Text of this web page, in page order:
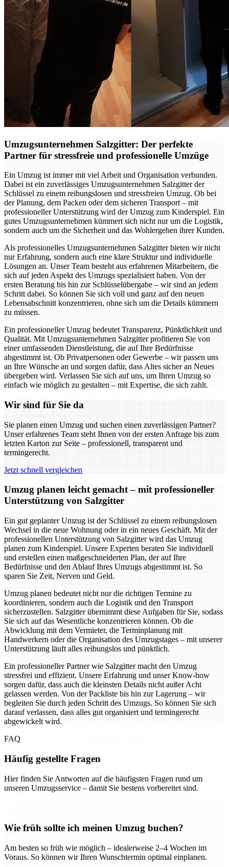
Umzugsunternehmen Salzgitter: Der perfekte
Partner für stressfreie und professionelle Umzüge
Ein Umzug ist immer mit viel Arbeit und Organisation verbunden.
Dabei ist ein zuverlässiges Umzugsunternehmen Salzgitter der
Schlüssel zu einem reibungslosen und stressfreien Umzug. Ob bei
der Planung, dem Packen oder dem sicheren Transport – mit
professioneller Unterstützung wird der Umzug zum Kinderspiel. Ein
gutes Umzugsunternehmen kümmert sich nicht nur um die Logistik,
sondern auch um die Sicherheit und das Wohlergehen ihrer Kunden.
Als professionelles Umzugsunternehmen Salzgitter bieten wir nicht
nur Erfahrung, sondern auch eine klare Struktur und individuelle
Lösungen an. Unser Team besteht aus erfahrenen Mitarbeitern, die
sich auf jeden Aspekt des Umzugs spezialisiert haben. Von der
ersten Beratung bis hin zur Schlüsselübergabe – wir sind an jedem
Schritt dabei. So können Sie sich voll und ganz auf den neuen
Lebensabschnitt konzentrieren, ohne sich um die Details kümmern
zu müssen.
Ein professioneller Umzug bedeutet Transparenz, Pünktlichkeit und
Qualität. Mit Umzugsunternehmen Salzgitter profitieren Sie von
einer umfassenden Dienstleistung, die auf Ihre Bedürfnisse
abgestimmt ist. Ob Privatpersonen oder Gewerbe – wir passen uns
an Ihre Wünsche an und sorgen dafür, dass Altes sicher an Neues
übergeben wird. Verlassen Sie sich auf uns, um Ihren Umzug so
einfach wie möglich zu gestalten – mit Expertise, die sich zahlt.
Wir sind für Sie da
Sie planen einen Umzug und suchen einen zuverlässigen Partner?
Unser erfahrenes Team steht Ihnen von der ersten Anfrage bis zum
letzten Karton zur Seite – professionell, transparent und
termingerecht.
Jetzt schnell vergleichen
Umzug planen leicht gemacht – mit professioneller
Unterstützung von Salzgitter
Ein gut geplanter Umzug ist der Schlüssel zu einem reibungslosen
Wechsel in die neue Wohnung oder in ein neues Geschäft. Mit der
professionellen Unterstützung von Salzgitter wird das Umzug
planen zum Kinderspiel. Unsere Experten beraten Sie individuell
und erstellen einen maßgeschneiderten Plan, der auf Ihre
Bedürfnisse und den Ablauf Ihres Umzugs abgestimmt ist. So
sparen Sie Zeit, Nerven und Geld.
Umzug planen bedeutet nicht nur die richtigen Termine zu
koordinieren, sondern auch die Logistik und den Transport
sicherzustellen. Salzgitter übernimmt diese Aufgaben für Sie, sodass
Sie sich auf das Wesentliche konzentrieren können. Ob die
Abwicklung mit dem Vermieter, die Terminplanung mit
Handwerkern oder die Organisation des Umzugstages – mit unserer
Unterstützung läuft alles reibungslos und pünktlich.
Ein professioneller Partner wie Salzgitter macht den Umzug
stressfrei und effizient. Unsere Erfahrung und unser Know-how
sorgen dafür, dass auch die kleinsten Details nicht außer Acht
gelassen werden. Von der Packliste bis hin zur Lagerung – wir
begleiten Sie durch jeden Schritt des Umzugs. So können Sie sich
darauf verlassen, dass alles gut organisiert und termingerecht
abgewickelt wird.
FAQ
Häufig gestellte Fragen
Hier finden Sie Antworten auf die häufigsten Fragen rund um
unseren Umzugsservice – damit Sie bestens vorbereitet sind.
Wie früh sollte ich meinen Umzug buchen?
Am besten so früh wie möglich – idealerweise 2–4 Wochen im
Voraus. So können wir Ihren Wunschtermin optimal einplanen.